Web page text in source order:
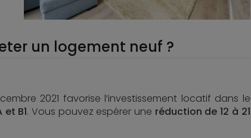
un logement neuf ?
2021 favorise l’investissement locatif dans le
et B1. Vous pouvez espérer une réduction de 12 à 21